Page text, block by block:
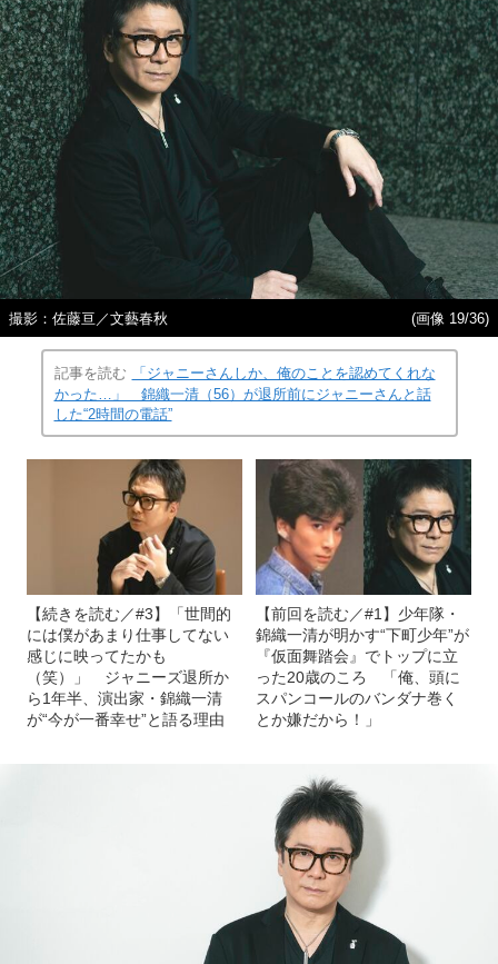
撮影：佐藤亘／文藝春秋 (画像 19/36)
記事を読む
「ジャニーさんしか、俺のことを認めてくれな
かった…」 錦織一清（56）が退所前にジャニーさんと話
した“2時間の電話”
【続きを読む／#3】「世間的
には僕があまり仕事してない
感じに映ってたかも
（笑）」 ジャニーズ退所か
ら1年半、演出家・錦織一清
が“今が一番幸せ”と語る理由
【前回を読む／#1】少年隊・
錦織一清が明かす“下町少年”が
『仮面舞踏会』でトップに立
った20歳のころ 「俺、頭に
スパンコールのバンダナ巻く
とか嫌だから！」